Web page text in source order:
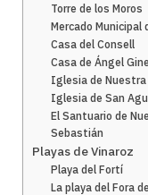
Torre de los Moros
Mercado Municipal
Casa del Consell
Casa de Ángel
Iglesia de Nuestra
Iglesia de San
El Santuario de
Sebastián
Playas de Vinaroz
Playa del Fortí
La playa del Fora